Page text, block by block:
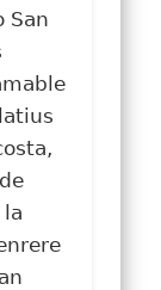
San